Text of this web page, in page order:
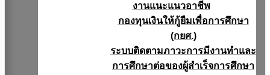
งานแนะแนวอาชีพ
กองทุนเงินให้กู้ยืมเพื่อการศึกษา
(กยศ.)
ระบบติดตามภาวะการมีงานทำและ
การศึกษาต่อของผู้สำเร็จการศึกษา